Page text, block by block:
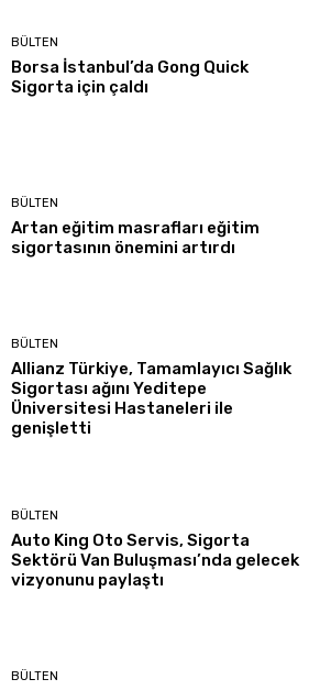
BÜLTEN
Borsa İstanbul’da Gong Quick
Sigorta için çaldı
BÜLTEN
Artan eğitim masrafları eğitim
sigortasının önemini artırdı
BÜLTEN
Allianz Türkiye, Tamamlayıcı Sağlık
Sigortası ağını Yeditepe
Üniversitesi Hastaneleri ile
genişletti
BÜLTEN
Auto King Oto Servis, Sigorta
Sektörü Van Buluşması’nda gelecek
vizyonunu paylaştı
BÜLTEN